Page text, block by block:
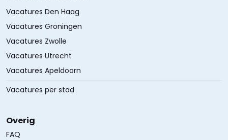
Vacatures Den Haag
Vacatures Groningen
Vacatures Zwolle
Vacatures Utrecht
Vacatures Apeldoorn
Vacatures per stad
Overig
FAQ